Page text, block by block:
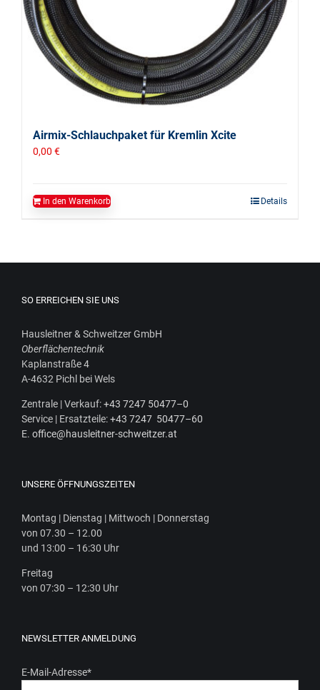
Airmix-Schlauchpaket für Kremlin Xcite
0,00 €
In den Warenkorb Details
SO ERREICHEN SIE UNS
Haus­leit­ner & Schweit­zer GmbH
Ober­flä­chen­tech­nik
Kaplan­stra­ße 4
A‑4632 Pichl bei Wels
Zen­tra­le | Ver­kauf:+43 7247 50477–0
Ser­vice | Ersatz­tei­le:+43 7247 50477–60
E. office@hausleitner-schweitzer.at
UNSERE ÖFFNUNGSZEITEN
Mon­tag | Diens­tag | Mitt­woch | Donnerstag
von 07.30 – 12.00
und 13:00 – 16:30 Uhr
Frei­tag
von 07:30 – 12:30 Uhr
NEWSLETTER ANMELDUNG
E-Mail-Adresse*